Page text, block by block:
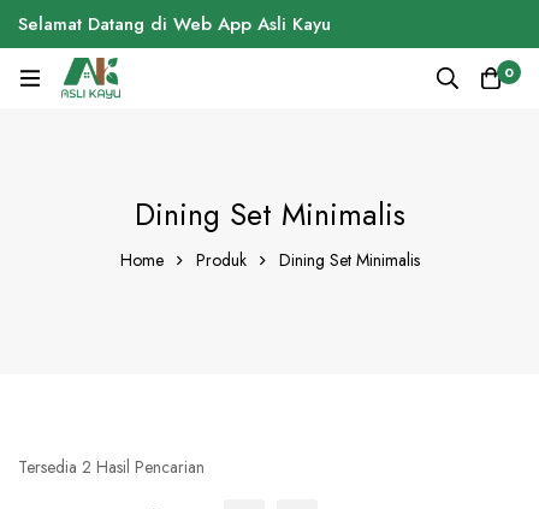
Selamat Datang di Web App Asli Kayu
0
Dining Set Minimalis
Home Produk Dining Set Minimalis
Tersedia 2 Hasil Pencarian